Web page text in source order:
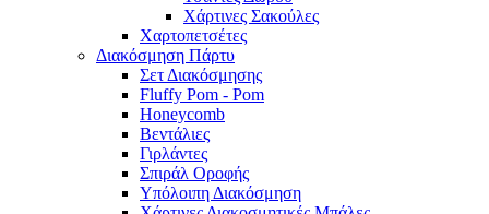
Χάρτινες Σακούλες
Χαρτοπετσέτες
Διακόσμηση Πάρτυ
Σετ Διακόσμησης
Fluffy Pom - Pom
Honeycomb
Βεντάλιες
Γιρλάντες
Σπιράλ Οροφής
Υπόλοιπη Διακόσμηση